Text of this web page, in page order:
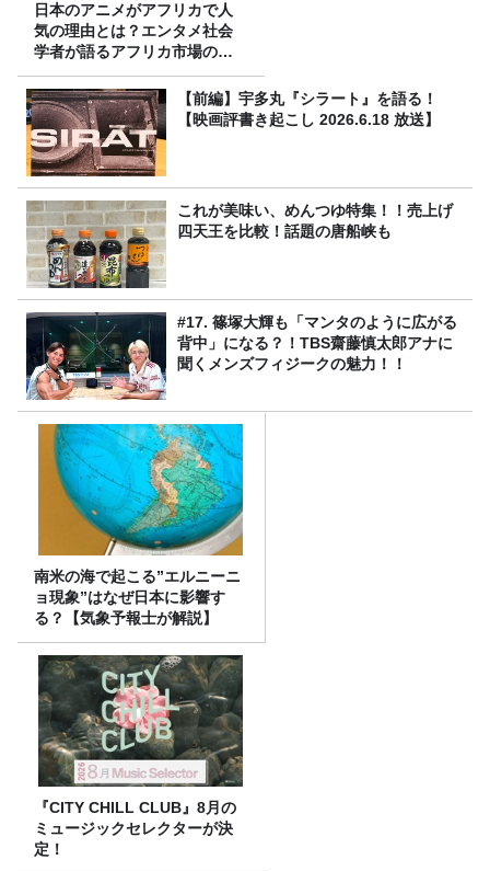
日本のアニメがアフリカで人
気の理由とは？エンタメ社会
学者が語るアフリカ市場のリ
アル
【前編】宇多丸『シラート』を語る！
【映画評書き起こし 2026.6.18 放送】
これが美味い、めんつゆ特集！！売上げ
四天王を比較！話題の唐船峡も
#17. 篠塚大輝も「マンタのように広がる
背中」になる？！TBS齋藤慎太郎アナに
聞くメンズフィジークの魅力！！
南米の海で起こる”エルニーニ
ョ現象”はなぜ日本に影響す
る？【気象予報士が解説】
『CITY CHILL CLUB』8月の
ミュージックセレクターが決
定！